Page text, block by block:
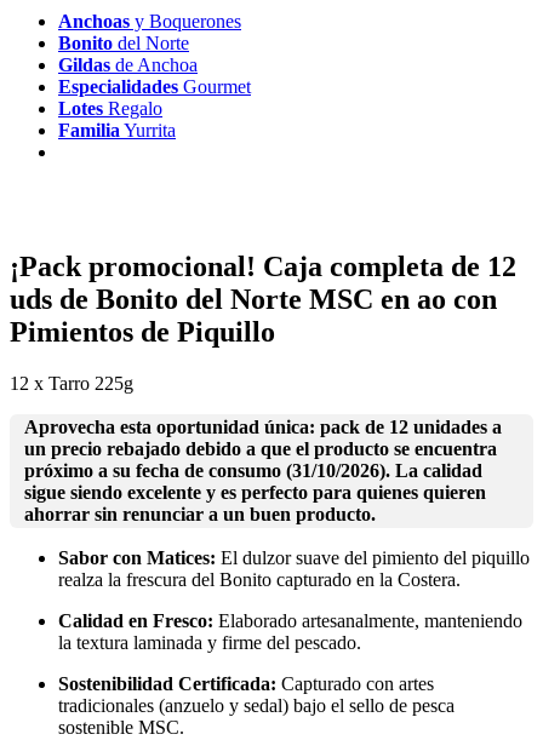
Anchoas y Boquerones
Bonito del Norte
Gildas de Anchoa
Especialidades Gourmet
Lotes Regalo
Familia Yurrita
¡Pack promocional! Caja completa de 12
uds de Bonito del Norte MSC en ao con
Pimientos de Piquillo
12 x Tarro 225g
Aprovecha esta oportunidad única: pack de 12 unidades a
un precio rebajado debido a que el producto se encuentra
próximo a su fecha de consumo (31/10/2026). La calidad
sigue siendo excelente y es perfecto para quienes quieren
ahorrar sin renunciar a un buen producto.
Sabor con Matices: El dulzor suave del pimiento del piquillo
realza la frescura del Bonito capturado en la Costera.
Calidad en Fresco: Elaborado artesanalmente, manteniendo
la textura laminada y firme del pescado.
Sostenibilidad Certificada: Capturado con artes
tradicionales (anzuelo y sedal) bajo el sello de pesca
sostenible MSC.